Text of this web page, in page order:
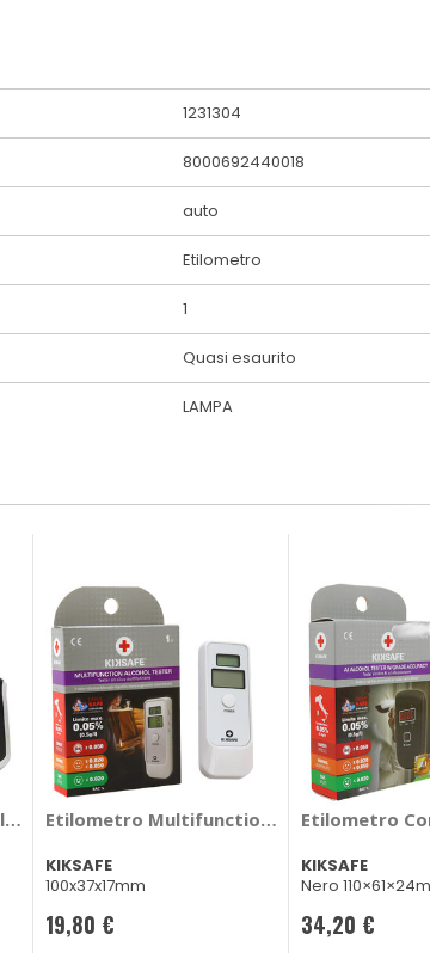
1231304
8000692440018
auto
Etilometro
1
Quasi esaurito
LAMPA
Tester - KIKSAFE
Etilometro Multifunction Alcohol Tester -
KIKSAFE
100x37x17mm
19,80 €
Etilometro
KIKSAFE
Nero
34,20 €